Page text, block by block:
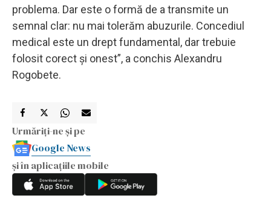
problema. Dar este o formă de a transmite un
semnal clar: nu mai tolerăm abuzurile. Concediul
medical este un drept fundamental, dar trebuie
folosit corect și onest”, a conchis Alexandru
Rogobete.
Urmăriți-ne și pe
Google News
și în aplicațiile mobile